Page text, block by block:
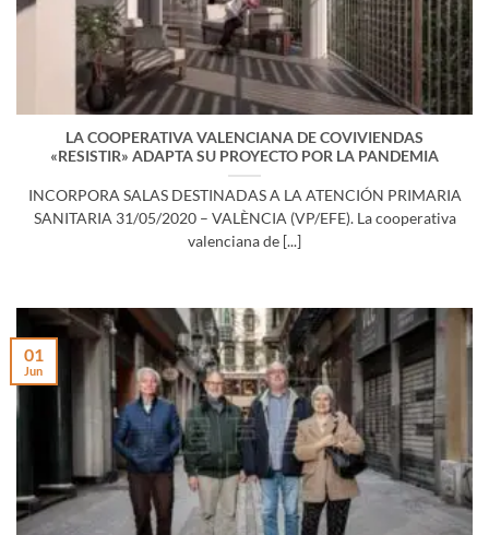
LA COOPERATIVA VALENCIANA DE COVIVIENDAS
«RESISTIR» ADAPTA SU PROYECTO POR LA PANDEMIA
INCORPORA SALAS DESTINADAS A LA ATENCIÓN PRIMARIA
SANITARIA 31/05/2020 – VALÈNCIA (VP/EFE). La cooperativa
valenciana de [...]
01
Jun